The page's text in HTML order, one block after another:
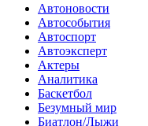
Автоновости
Автособытия
Автоспорт
Автоэксперт
Актеры
Аналитика
Баскетбол
Безумный мир
Биатлон/Лыжи